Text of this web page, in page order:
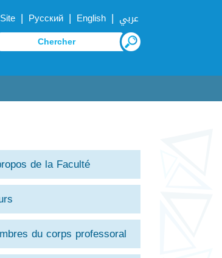
| Русский | English | عربي
de la Faculté
du corps professoral